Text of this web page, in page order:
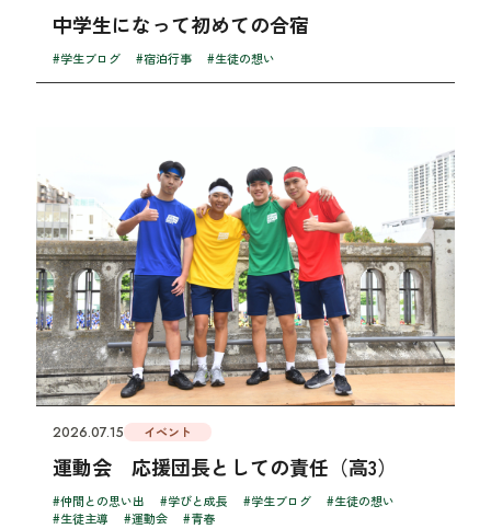
中学生になって初めての合宿
#学生ブログ #宿泊行事 #生徒の想い
2026.07.15 イベント
運動会 応援団長としての責任（高3）
#仲間との思い出 #学びと成長 #学生ブログ
#生徒の想い
#生徒主導
#運動会 #青春